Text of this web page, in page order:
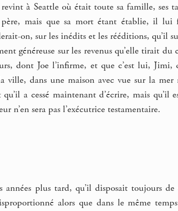
à Seattle où était toute sa famille, ses
mais que sa mort étant établie, il lui
on, sur les inédits et les rééditions, qu’il
généreuse sur les revenus qu’elle tirait du
dont Joe l’infirme, et que c’est lui,
dans une maison avec vue sur la mer
a cessé maintenant d’écrire, mais qu’il
n’en sera pas l’exécutrice testamentaire.
plus tard, qu’il disposait toujours
alors que dans le même